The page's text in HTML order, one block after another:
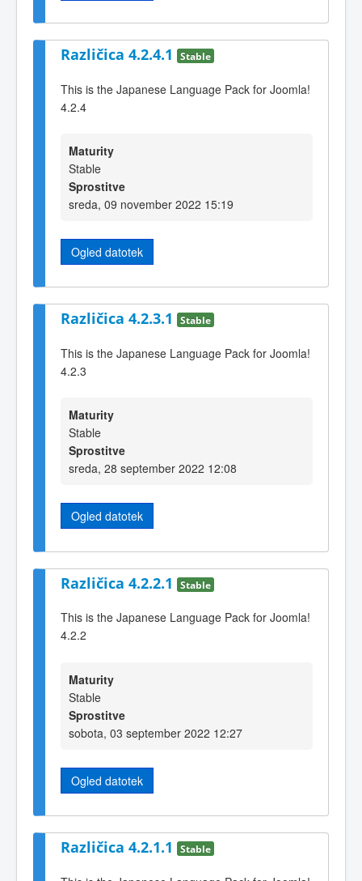
Različica 4.2.4.1 Stable
This is the Japanese Language Pack for Joomla!
4.2.4
Maturity
Stable
Sprostitve
sreda, 09 november 2022 15:19
Ogled datotek
Različica 4.2.3.1 Stable
This is the Japanese Language Pack for Joomla!
4.2.3
Maturity
Stable
Sprostitve
sreda, 28 september 2022 12:08
Ogled datotek
Različica 4.2.2.1 Stable
This is the Japanese Language Pack for Joomla!
4.2.2
Maturity
Stable
Sprostitve
sobota, 03 september 2022 12:27
Ogled datotek
Različica 4.2.1.1 Stable